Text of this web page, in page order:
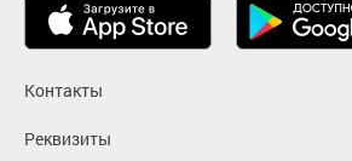
Контакты
Реквизиты